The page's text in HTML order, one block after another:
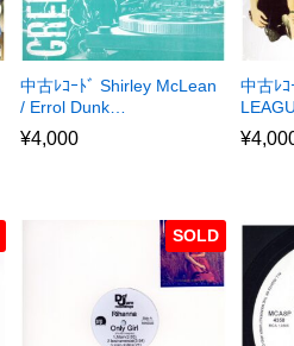
中古ﾚｺｰﾄﾞ Shirley McLean
/ Errol Dunk…
¥4,000
中古ﾚｺ
¥
SOLD